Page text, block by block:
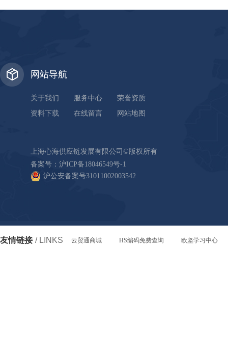
网站导航
关于我们 服务中心
荣誉资质
资料下载
在线留言 网站地图
上海心海供应链发展有限公司©版权所有
备案号： 沪ICP备18046549号-1
沪公安备案号31011002003542
友情链接 / LINKS 云贸通商城 HS编码免费查询 欧坚学习中心